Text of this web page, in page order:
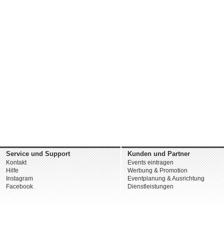
Service und Support
Kontakt
Hilfe
Instagram
Facebook
Kunden und Partner
Events eintragen
Werbung & Promotion
Eventplanung & Ausrichtung
Dienstleistungen